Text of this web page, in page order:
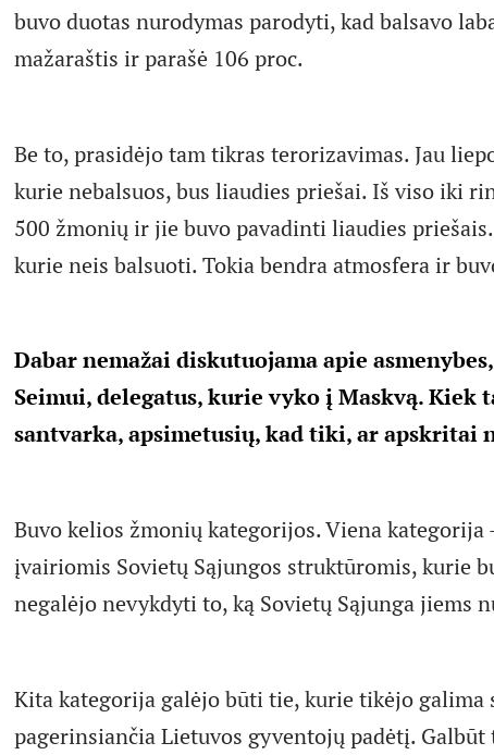
buvo duotas nurodymas parodyti, kad balsavo
mažaraštis ir parašė 106 proc.
Be to, prasidėjo tam tikras terorizavimas. Jau
kurie nebalsuos, bus liaudies priešai. Iš viso iki
500 žmonių ir jie buvo pavadinti liaudies
kurie neis balsuoti. Tokia bendra atmosfera ir
Dabar nemažai diskutuojama apie
Seimui, delegatus, kurie vyko į Maskvą.
santvarka, apsimetusių, kad tiki, ar apskritai
Buvo kelios žmonių kategorijos. Viena kategorija
įvairiomis Sovietų Sąjungos struktūromis, kurie
negalėjo nevykdyti to, ką Sovietų Sąjunga jiems
Kita kategorija galėjo būti tie, kurie tikėjo
pagerinsiančia Lietuvos gyventojų padėtį.